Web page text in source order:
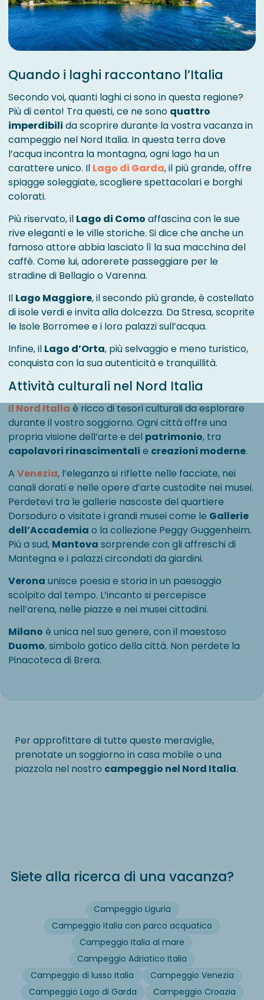
Quando i laghi raccontano l’Italia
Secondo voi, quanti laghi ci sono in questa regione?
Più di cento! Tra questi, ce ne sono quattro
imperdibili da scoprire durante la vostra vacanza in
campeggio nel Nord Italia. In questa terra dove
l’acqua incontra la montagna, ogni lago ha un
carattere unico. Il Lago di Garda, il più grande, offre
spiagge soleggiate, scogliere spettacolari e borghi
colorati.
Più riservato, il Lago di Como affascina con le sue
rive eleganti e le ville storiche. Si dice che anche un
famoso attore abbia lasciato lì la sua macchina del
caffè. Come lui, adorerete passeggiare per le
stradine di Bellagio o Varenna.
Il Lago Maggiore, il secondo più grande, è costellato
di isole verdi e invita alla dolcezza. Da Stresa, scoprite
le Isole Borromee e i loro palazzi sull’acqua.
Infine, il Lago d’Orta, più selvaggio e meno turistico,
conquista con la sua autenticità e tranquillità.
Attività culturali nel Nord Italia
Il Nord Italia è ricco di tesori culturali da esplorare
durante il vostro soggiorno. Ogni città offre una
propria visione dell’arte e del patrimonio, tra
capolavori rinascimentali e creazioni moderne.
A Venezia, l’eleganza si riflette nelle facciate, nei
canali dorati e nelle opere d’arte custodite nei musei.
Perdetevi tra le gallerie nascoste del quartiere
Dorsoduro o visitate i grandi musei come le Gallerie
dell’Accademia o la collezione Peggy Guggenheim.
Più a sud, Mantova sorprende con gli affreschi di
Mantegna e i palazzi circondati da giardini.
Verona unisce poesia e storia in un paesaggio
scolpito dal tempo. L’incanto si percepisce
nell’arena, nelle piazze e nei musei cittadini.
Milano è unica nel suo genere, con il maestoso
Duomo, simbolo gotico della città. Non perdete la
Pinacoteca di Brera.
Per approfittare di tutte queste meraviglie,
prenotate un soggiorno in casa mobile o una
piazzola nel nostro campeggio nel Nord Italia.
Siete alla ricerca di una vacanza?
Campeggio Liguria
Campeggio Italia con parco acquatico
Campeggio Italia al mare
Campeggio Adriatico Italia
Campeggio di lusso Italia
Campeggio Venezia
Campeggio Lago di Garda
Campeggio Croazia